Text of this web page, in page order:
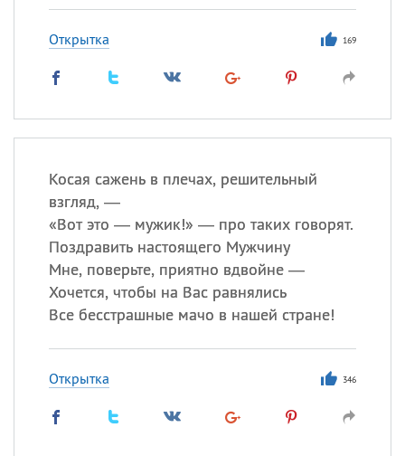
Открытка 169
Косая сажень в плечах, решительный
взгляд, —
«Вот это — мужик!» — про таких говорят.
Поздравить настоящего Мужчину
Мне, поверьте, приятно вдвойне —
Хочется, чтобы на Вас равнялись
Все бесстрашные мачо в нашей стране!
Открытка 346